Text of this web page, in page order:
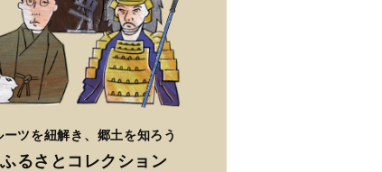
ーツを紐解き、郷土を知ろう
ふるさとコレクション